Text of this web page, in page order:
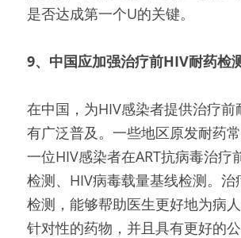
是否达成第一个U的关键。
9、中国应加强治疗前HIV耐药检
在中国，为HIV感染者提供治疗前
有广泛普及。一些地区原发耐药
一位HIV感染者在ART抗病毒治疗
检测、HIV病毒载量基线检测。治
检测，能够帮助医生更好地为病
针对性的药物，并且具有更好的